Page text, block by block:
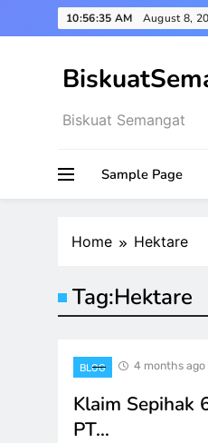
to
10:56:35 AM August 8,
Biskuat Semangat
Sample Page
Home Hektare
Tag:Hektare
BLOG 4 months ago
Klaim Sepihak
PT…